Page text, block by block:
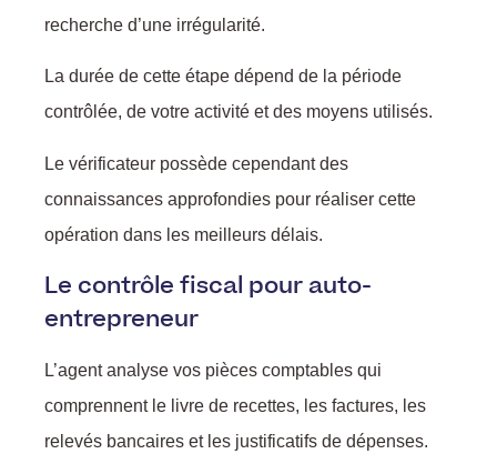
recherche d’une irrégularité.
La durée de cette étape dépend de la période
contrôlée, de votre activité et des moyens utilisés.
Le vérificateur possède cependant des
connaissances approfondies pour réaliser cette
opération dans les meilleurs délais.
Le contrôle fiscal pour auto-
entrepreneur
L’agent analyse vos pièces comptables qui
comprennent le livre de recettes, les factures, les
relevés bancaires et les justificatifs de dépenses.